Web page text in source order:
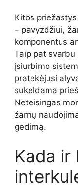
Kitos
– pavyzdžiui,
komponentus
Taip pat svarbu
įsiurbimo
pratekėjusi
sukeldama
Neteisingas
žarnų
gedimą.
Kada ir